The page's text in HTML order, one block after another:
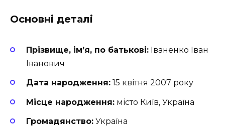
Основні деталі
Прізвище, ім’я, по батькові: Іваненко Іван
Іванович
Дата народження: 15 квітня 2007 року
Місце народження: місто Київ, Україна
Громадянство: Україна